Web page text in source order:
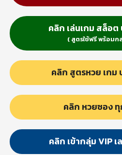
คลิก เล่นเกม สล็อต
( สูตรใช้ฟรี พร้อมก
คลิก สูตรหวย เกม
คลิก หวยซอง
คลิก เข้ากลุ่ม VIP เ